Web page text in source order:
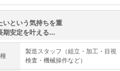
いという気持ちを重
期安定を叶える...
製造スタッフ（組立・加工・目視
検査・機械操作など）